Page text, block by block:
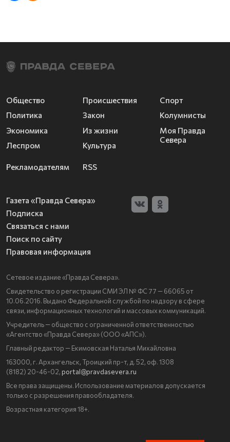
Общество
Политика
Экономика
Леспром
Происшествия
Закон
Из жизни
Культура
Спорт
Колумнисты
Моя Правда
Севера
Рекламодателям RSS
Газета «Правда Севера»
Подписка
Связаться с нами
Поиск по сайту
Правовая информация
Сетевое издание «Правда Севера».
Свидетельство о регистрации СМИ ЭЛ № ФС 77 — 66065 от
10.06.2016. Выдано Федеральной службой по надзору в сфере
связи, информационных технологий и массовых коммуникаций.
Учредитель — общество с ограниченной ответственностью
«Агентство «Правда Севера» (ООО «АПС»).
Главный редактор — Екимовская Наталья Михайловна
163000, г. Архангельск, Троицкий пр-т, д. 52, оф. 1308
(8182) 20-46-02, portal@pravdasevera.ru
Все права защищены. Использование материалов допускается
только с разрешения правообладателя.
Возрастная категория 18+.